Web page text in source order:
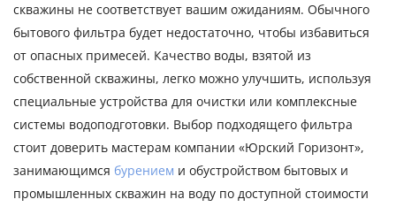
скважины не соответствует вашим ожиданиям. Обычного
бытового фильтра будет недостаточно, чтобы избавиться
от опасных примесей. Качество воды, взятой из
собственной скважины, легко можно улучшить, используя
специальные устройства для очистки или комплексные
системы водоподготовки. Выбор подходящего фильтра
стоит доверить мастерам компании «Юрский Горизонт»,
занимающимся бурением и обустройством бытовых и
промышленных скважин на воду по доступной стоимости